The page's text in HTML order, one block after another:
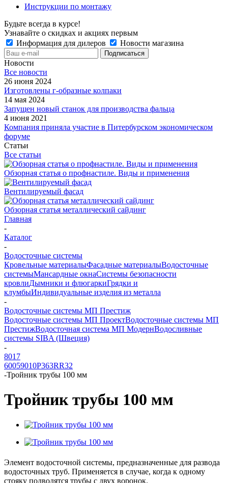
Инструкции по монтажу
Будьте всегда в курсе!
Узнавайте о скидках и акциях первым
Информация для дилеров
Новости магазина
Новости
Все новости
26 июня 2024
Изготовлены г-образные колпаки
14 мая 2024
Запущен новый станок для производства фальца
4 июня 2021
Компания приняла участие в Питербурском экономическом
форуме
Статьи
Все статьи
Обзорная статья о профнастиле. Виды и применения
Вентилируемый фасад
Обзорная статья металлический сайдинг
Главная
-
Каталог
-
Водосточные системы
Кровельные материалыФасадные материалыВодосточные
системыМансардные окнаСистемы безопасности
кровлиДымники и флюгаркиГрядки и
клумбыИндивидуальные изделия из металла
-
Водосточные системы МП Престиж
Водосточные системы МП ПроектВодосточные системы МП
ПрестижВодосточная система МП МодернВодосливные
системы SIBA (Швеция)
-
8017
60059010P363RR32
-Тройник трубы 100 мм
Тройник трубы 100 мм
Элемент водосточной системы, предназначенные для развода
водосточных труб. Применяется в случае, когда к одному
стояку подводятся трубы с двух воронок.